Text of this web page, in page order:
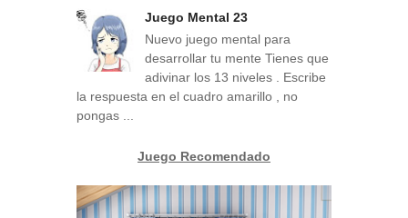
Juego Mental 23
Nuevo juego mental para
desarrollar tu mente Tienes que
adivinar los 13 niveles . Escribe
la respuesta en el cuadro amarillo , no
pongas ...
Juego Recomendado